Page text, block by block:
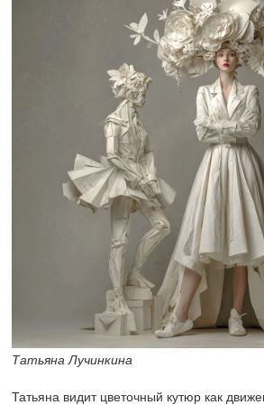
Татьяна Лучинкина
Татьяна видит цветочный кутюр как